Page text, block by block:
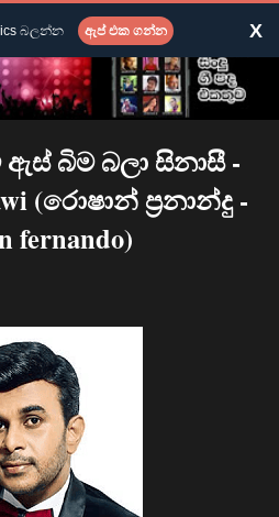
බිම බලා සිනාසී -
(රොෂාන් ප්‍රනාන්දු -
fernando)
බලන්න ඇප් එක ගන්න X